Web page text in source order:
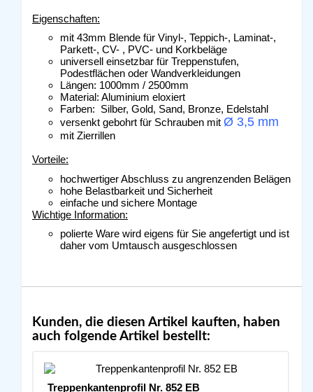
Eigenschaften:
mit 43mm Blende für Vinyl-, Teppich-, Laminat-,
Parkett-, CV- , PVC- und Korkbeläge
universell einsetzbar für Treppenstufen,
Podestflächen oder Wandverkleidungen
Längen: 1000mm / 2500mm
Material: Aluminium eloxiert
Farben: Silber, Gold, Sand, Bronze, Edelstahl
versenkt gebohrt für Schrauben mit Ø 3,5 mm
mit Zierrillen
Vorteile:
hochwertiger Abschluss zu angrenzenden Belägen
hohe Belastbarkeit und Sicherheit
einfache und sichere Montage
Wichtige Information:
polierte Ware wird eigens für Sie angefertigt und ist
daher vom Umtausch ausgeschlossen
Kunden, die diesen Artikel kauften, haben
auch folgende Artikel bestellt:
Treppenkantenprofil Nr. 852 EB